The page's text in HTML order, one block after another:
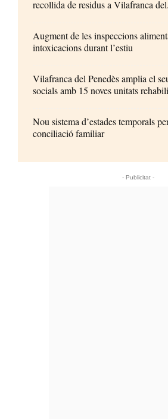
recollida de residus a Vilafranca
Augment de les inspeccions
intoxicacions durant l’estiu
Vilafranca del Penedès amplia el
socials amb 15 noves unitats
Nou sistema d’estades temporals
conciliació familiar
- Publicitat -